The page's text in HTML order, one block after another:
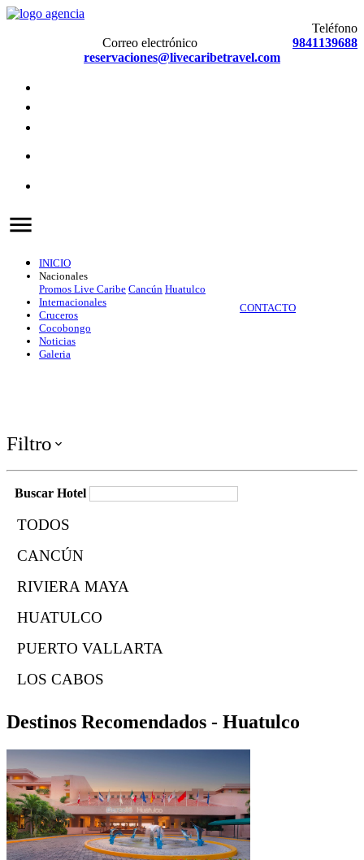
Teléfono
9841139688
Correo electrónico
reservaciones@livecaribetravel.com
menu
INICIO
Nacionales
Promos Live Caribe Cancún Huatulco
Internacionales
Cruceros
Cocobongo
Noticias
Galeria
CONTACTO
Filtro keyboard_arrow_down
Buscar Hotel
TODOS
CANCÚN
RIVIERA MAYA
HUATULCO
PUERTO VALLARTA
LOS CABOS
Destinos Recomendados - Huatulco